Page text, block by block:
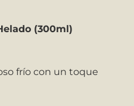
(300ml)
frío con un toque